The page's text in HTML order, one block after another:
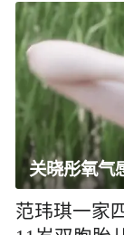
关晓彤氧气
范玮琪一家